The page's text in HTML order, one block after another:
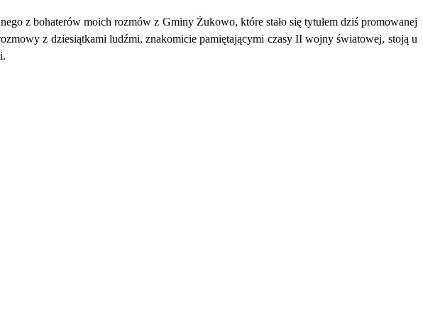
z bohaterów moich rozmów z Gminy Żukowo, które stało się tytułem dziś promowanej
z dziesiątkami ludźmi, znakomicie pamiętającymi czasy II wojny światowej, stoją u